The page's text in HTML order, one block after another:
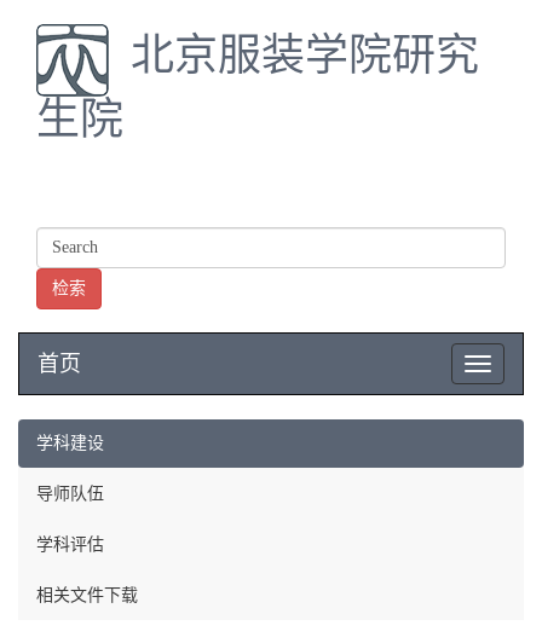
北京服装学院研究
生院
检索
Toggle
首页
学科建设
导师队伍
学科评估
相关文件下载